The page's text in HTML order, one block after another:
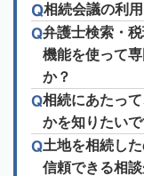
相続会議の利
弁護士検索・
機能を使って
か？
相続にあたっ
かを知りたいで
土地を相続し
信頼できる相談